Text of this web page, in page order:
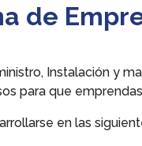
de
Instalación y
para que
en las